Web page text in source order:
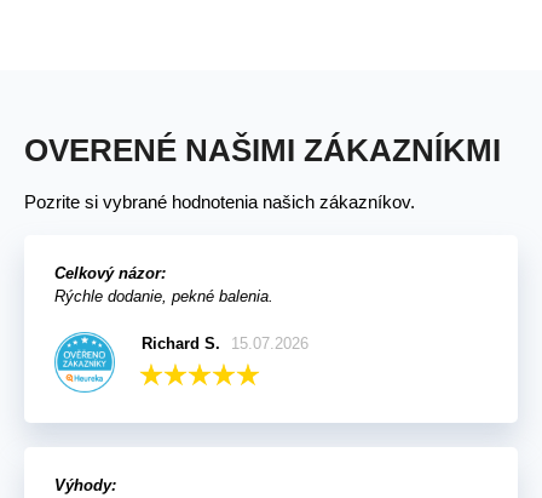
OVERENÉ NAŠIMI ZÁKAZNÍKMI
Pozrite si vybrané hodnotenia našich zákazníkov.
Celkový názor:
Rýchle dodanie, pekné balenia.
Richard S. 15.07.2026
Výhody: